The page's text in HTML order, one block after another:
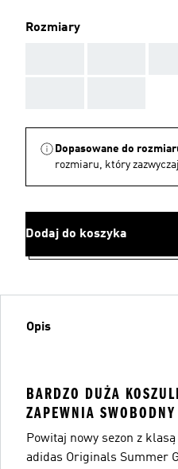
Rozmiary
Dopasowane do
rozmiaru, który
Dodaj do koszyka
Opis
BARDZO DUŻA
ZAPEWNIA
Powitaj nowy sezon z
adidas Originals Summer